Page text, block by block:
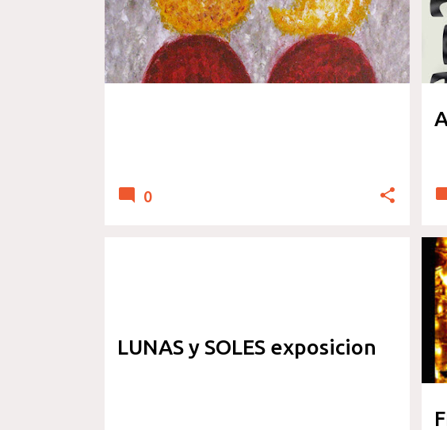
0
LUNAS y SOLES exposicion